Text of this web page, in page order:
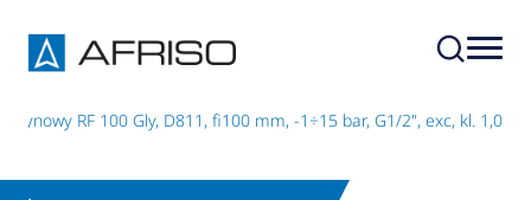
RF 100 Gly, D811, fi100 mm, -1÷15 bar, G1/2", exc, kl. 1,0